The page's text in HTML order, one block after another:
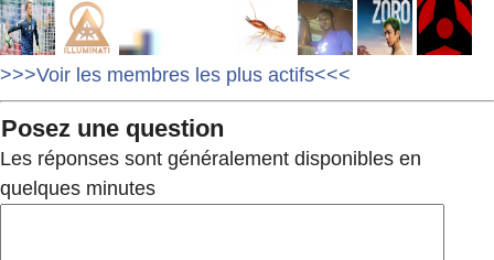
>>>Voir les membres les plus actifs<<<
Posez une question
Les réponses sont généralement disponibles en
quelques minutes